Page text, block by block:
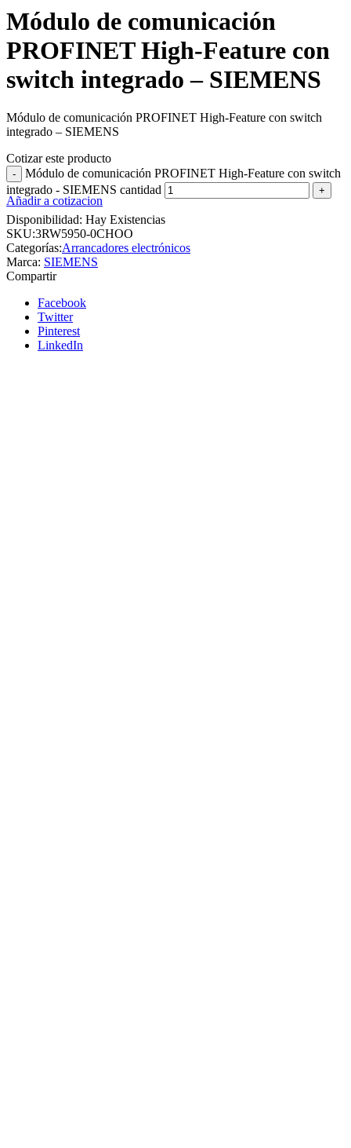
Módulo de comunicación
PROFINET High-Feature con
switch integrado – SIEMENS
Módulo de comunicación PROFINET High-Feature con switch
integrado – SIEMENS
Cotizar este producto
Módulo de comunicación PROFINET High-Feature con switch
integrado - SIEMENS cantidad
Añadir a cotizacion
Disponibilidad: Hay Existencias
SKU:3RW5950-0CHOO
Categorías:Arrancadores electrónicos
Marca: SIEMENS
Compartir
Facebook
Twitter
Pinterest
LinkedIn